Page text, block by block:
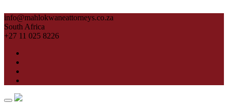
info@mahlokwaneattorneys.co.za
South Africa
+27 11 025 8226